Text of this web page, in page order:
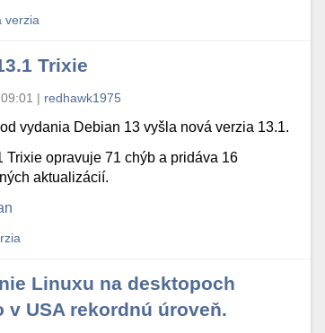
verzia
Trixie
| redhawk1975
vydania Debian 13 vyšla nová verzia 13.1.
Trixie opravuje 71 chýb a pridáva 16
aktualizácií.
Linuxu na desktopoch
v USA rekordnú úroveň.